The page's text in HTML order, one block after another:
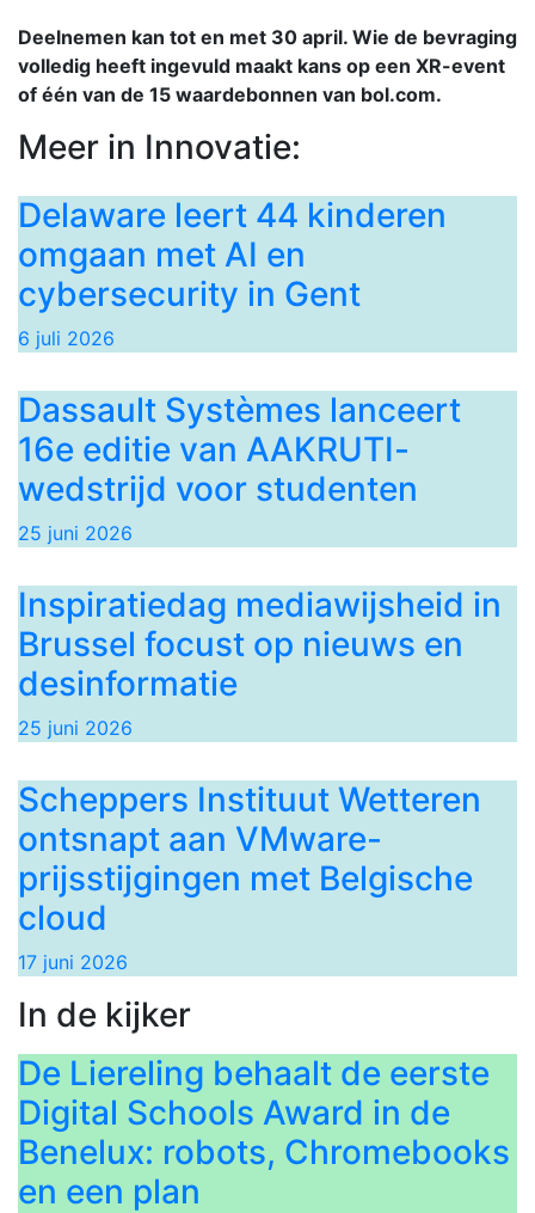
Deelnemen kan tot en met 30 april. Wie de bevraging
volledig heeft ingevuld maakt kans op een XR-event
of één van de 15 waardebonnen van bol.com.
Meer in Innovatie:
Delaware leert 44 kinderen
omgaan met AI en
cybersecurity in Gent
6 juli 2026
Dassault Systèmes lanceert
16e editie van AAKRUTI-
wedstrijd voor studenten
25 juni 2026
Inspiratiedag mediawijsheid in
Brussel focust op nieuws en
desinformatie
25 juni 2026
Scheppers Instituut Wetteren
ontsnapt aan VMware-
prijsstijgingen met Belgische
cloud
17 juni 2026
In de kijker
De Liereling behaalt de eerste
Digital Schools Award in de
Benelux: robots, Chromebooks
en een plan